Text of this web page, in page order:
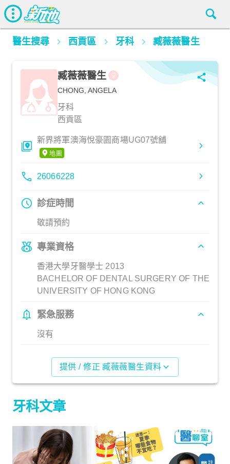
醫生搜尋 西貢區 牙科 臧薇薇醫生
臧薇薇醫生
CHONG, ANGELA
牙科
西貢區
新界將軍澳海悅豪園商場UG07號舖
26066228
診症時間
敬請預約
專業資格
香港大學牙醫學士 2013
BACHELOR OF DENTAL SURGERY OF THE
UNIVERSITY OF HONG KONG
緊急服務
沒有
提供 / 修正 臧薇薇醫生資料
牙科文章